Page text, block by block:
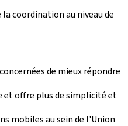
coordination au niveau de
de mieux répondre
et offre plus de simplicité et
mobiles au sein de l'Union